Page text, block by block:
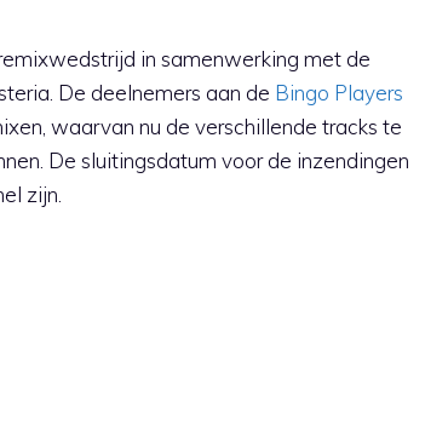
in samenwerking met de
De deelnemers aan de Bingo Players
waarvan nu de verschillende tracks te
De sluitingsdatum voor de inzendingen
zijn.